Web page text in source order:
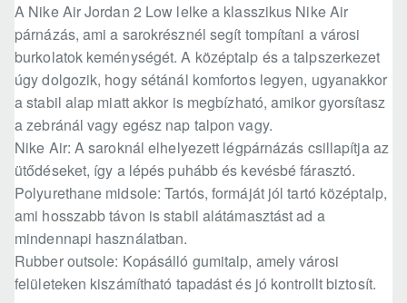
A Nike Air Jordan 2 Low lelke a klasszikus Nike Air
párnázás, ami a sarokrésznél segít tompítani a városi
burkolatok keménységét. A középtalp és a talpszerkezet
úgy dolgozik, hogy sétánál komfortos legyen, ugyanakkor
a stabil alap miatt akkor is megbízható, amikor gyorsítasz
a zebránál vagy egész nap talpon vagy.
Nike Air: A saroknál elhelyezett légpárnázás csillapítja az
ütődéseket, így a lépés puhább és kevésbé fárasztó.
Polyurethane midsole: Tartós, formáját jól tartó középtalp,
ami hosszabb távon is stabil alátámasztást ad a
mindennapi használatban.
Rubber outsole: Kopásálló gumitalp, amely városi
felületeken kiszámítható tapadást és jó kontrollt biztosít.